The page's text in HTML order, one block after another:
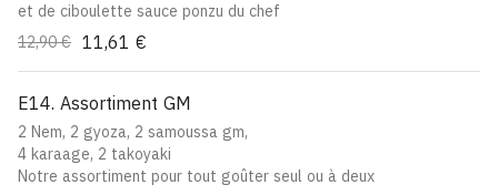
et de ciboulette sauce ponzu du chef
12,90 € 11,61 €
E14. Assortiment GM
2 Nem, 2 gyoza, 2 samoussa gm,
4 karaage, 2 takoyaki
Notre assortiment pour tout goûter seul ou à deux